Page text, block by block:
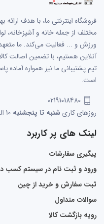
فروشگاه اینترنتی ما، با هدف
مختلف از جمله خانه و آشپزخانه،
ورزش و ... فعالیت می‌کند. ما
آنلاین هستیم، با تضمین اصالت
تیم پشتیبانی ما نیز همواره آماده
است.
02191018480
روزهای کاریشنبه تا پنجشنبه
لینک های پر کاربرد
پیگیری سفارشات
ورود و ثبت نام در سیستم کسب
ثبت سفارش و خرید از چین
سوالات متداول
رویه بازگشت کالا